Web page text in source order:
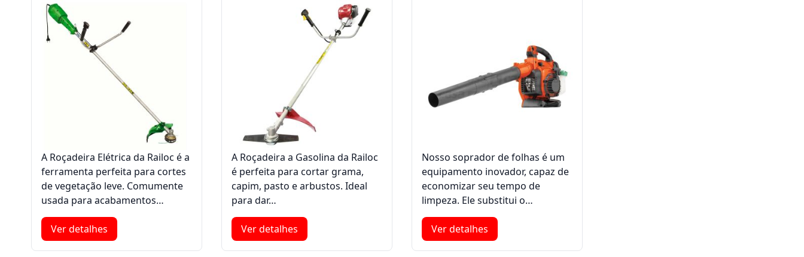
A Roçadeira Elétrica da Railoc é a
ferramenta perfeita para cortes
de vegetação leve. Comumente
usada para acabamentos…
Ver detalhes
A Roçadeira a Gasolina da Railoc
é perfeita para cortar grama,
capim, pasto e arbustos. Ideal
para dar…
Ver detalhes
Nosso soprador de folhas é um
equipamento inovador, capaz de
economizar seu tempo de
limpeza. Ele substitui o…
Ver detalhes